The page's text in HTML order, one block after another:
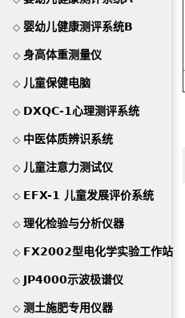
◇ 婴幼儿健康测评系统B
◇ 身高体重测量仪
◇ 儿童保健电脑
◇ DXQC-1心理测评系统
◇ 中医体质辨识系统
◇ 儿童注意力测试仪
◇ EFX-1 儿童发展评价系统
◇ 理化检验与分析仪器
◇ FX2002型电化学实验工作站
◇ JP4000示波极谱仪
◇ 测土施肥专用仪器